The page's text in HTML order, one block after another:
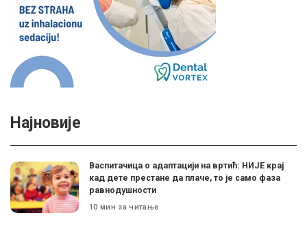
Најновије
Васпитачица о адаптацији на вртић: НИЈЕ крај
кад дете престане да плаче, то је само фаза
равнодушности
10 мин за читање